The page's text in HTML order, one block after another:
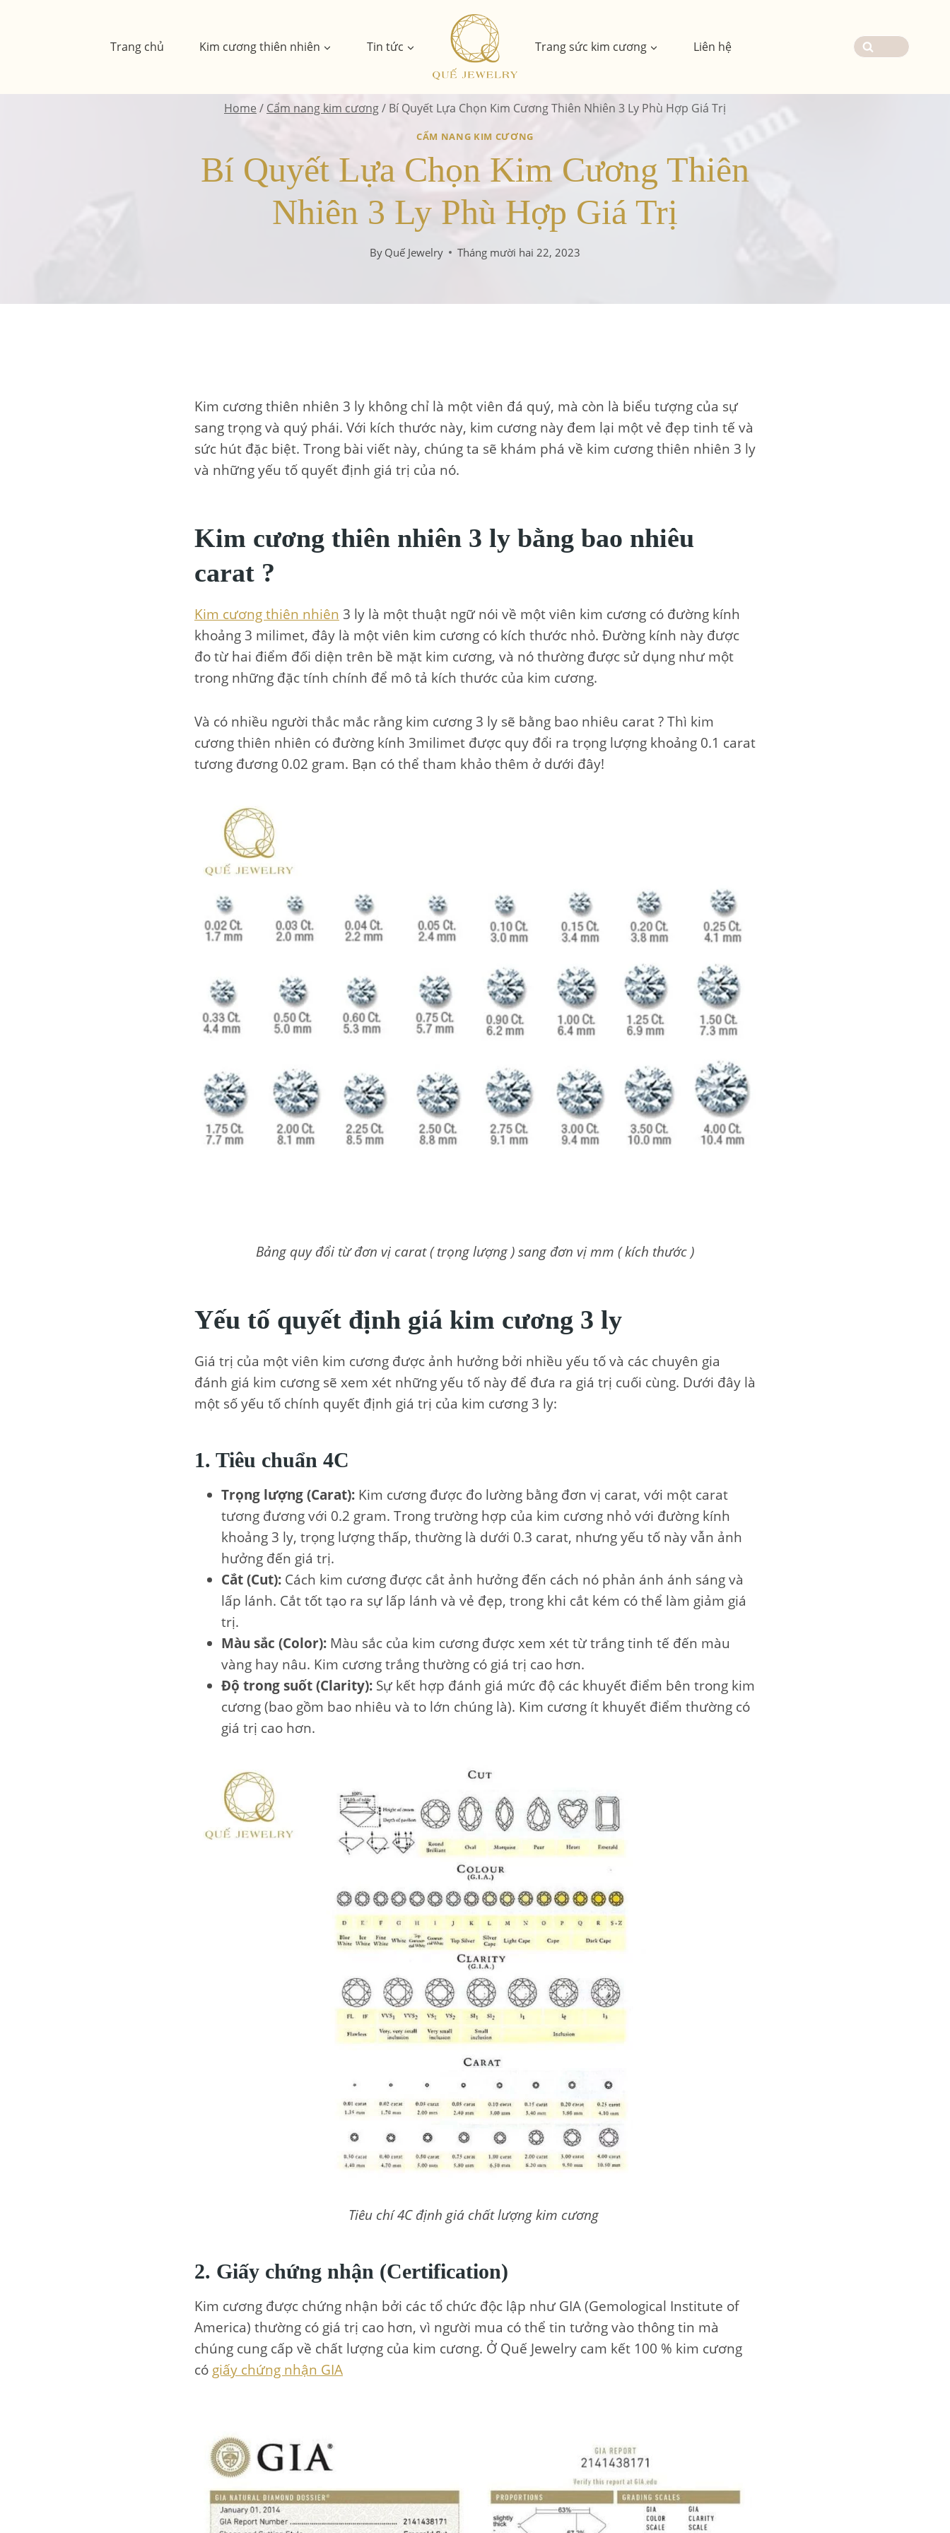
Trang chủ Kim cương thiên nhiên Tin tức Trang sức kim cương Liên hệ
Home / Cẩm nang kim cương/ Bí Quyết Lựa Chọn Kim Cương Thiên Nhiên 3 Ly Phù Hợp Giá Trị
CẨM NANG KIM CƯƠNG
Bí Quyết Lựa Chọn Kim Cương Thiên
Nhiên 3 Ly Phù Hợp Giá Trị
By Quế Jewelry Tháng mười hai 22, 2023
Kim cương thiên nhiên 3 ly không chỉ là một viên đá quý, mà còn là biểu tượng của sự
sang trọng và quý phái. Với kích thước này, kim cương này đem lại một vẻ đẹp tinh tế và
sức hút đặc biệt. Trong bài viết này, chúng ta sẽ khám phá về kim cương thiên nhiên 3 ly
và những yếu tố quyết định giá trị của nó.
Kim cương thiên nhiên 3 ly bằng bao nhiêu
carat ?
Kim cương thiên nhiên 3 ly là một thuật ngữ nói về một viên kim cương có đường kính
khoảng 3 milimet, đây là một viên kim cương có kích thước nhỏ. Đường kính này được
đo từ hai điểm đối diện trên bề mặt kim cương, và nó thường được sử dụng như một
trong những đặc tính chính để mô tả kích thước của kim cương.
Và có nhiều người thắc mắc rằng kim cương 3 ly sẽ bằng bao nhiêu carat ? Thì kim
cương thiên nhiên có đường kính 3milimet được quy đổi ra trọng lượng khoảng 0.1 carat
tương đương 0.02 gram. Bạn có thể tham khảo thêm ở dưới đây!
Bảng quy đổi từ đơn vị carat ( trọng lượng ) sang đơn vị mm ( kích thước )
Yếu tố quyết định giá kim cương 3 ly
Giá trị của một viên kim cương được ảnh hưởng bởi nhiều yếu tố và các chuyên gia
đánh giá kim cương sẽ xem xét những yếu tố này để đưa ra giá trị cuối cùng. Dưới đây là
một số yếu tố chính quyết định giá trị của kim cương 3 ly:
1. Tiêu chuẩn 4C
Trọng lượng (Carat): Kim cương được đo lường bằng đơn vị carat, với một carat
tương đương với 0.2 gram. Trong trường hợp của kim cương nhỏ với đường kính
khoảng 3 ly, trọng lượng thấp, thường là dưới 0.3 carat, nhưng yếu tố này vẫn ảnh
hưởng đến giá trị.
Cắt (Cut): Cách kim cương được cắt ảnh hưởng đến cách nó phản ánh ánh sáng và
lấp lánh. Cắt tốt tạo ra sự lấp lánh và vẻ đẹp, trong khi cắt kém có thể làm giảm giá
trị.
Màu sắc (Color): Màu sắc của kim cương được xem xét từ trắng tinh tế đến màu
vàng hay nâu. Kim cương trắng thường có giá trị cao hơn.
Độ trong suốt (Clarity): Sự kết hợp đánh giá mức độ các khuyết điểm bên trong kim
cương (bao gồm bao nhiêu và to lớn chúng là). Kim cương ít khuyết điểm thường có
giá trị cao hơn.
Tiêu chí 4C định giá chất lượng kim cương
2. Giấy chứng nhận (Certification)
Kim cương được chứng nhận bởi các tổ chức độc lập như GIA (Gemological Institute of
America) thường có giá trị cao hơn, vì người mua có thể tin tưởng vào thông tin mà
chúng cung cấp về chất lượng của kim cương. Ở Quế Jewelry cam kết 100 % kim cương
có giấy chứng nhận GIA